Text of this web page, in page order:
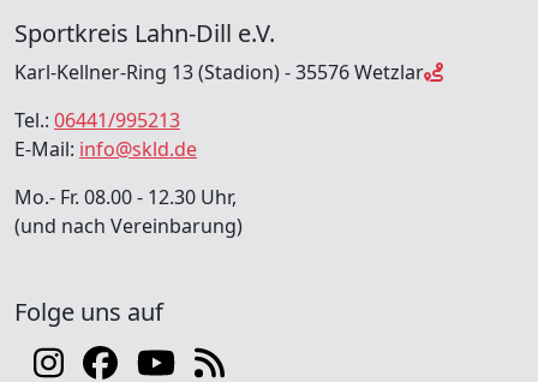
Sportkreis Lahn-Dill e.V.
Karl-Kellner-Ring 13 (Stadion) - 35576 Wetzlar
Tel.: 06441/995213
E-Mail: info@skld.de
Mo.- Fr. 08.00 - 12.30 Uhr,
(und nach Vereinbarung)
Folge uns auf